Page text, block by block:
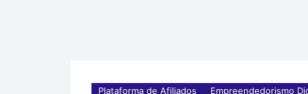
Plataforma de Afiliados
Empreendedorismo